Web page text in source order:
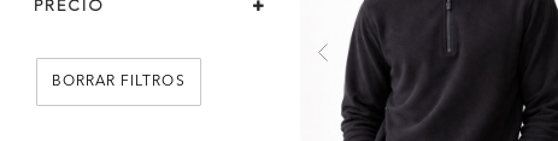
PRECIO
BORRAR FILTROS Previous